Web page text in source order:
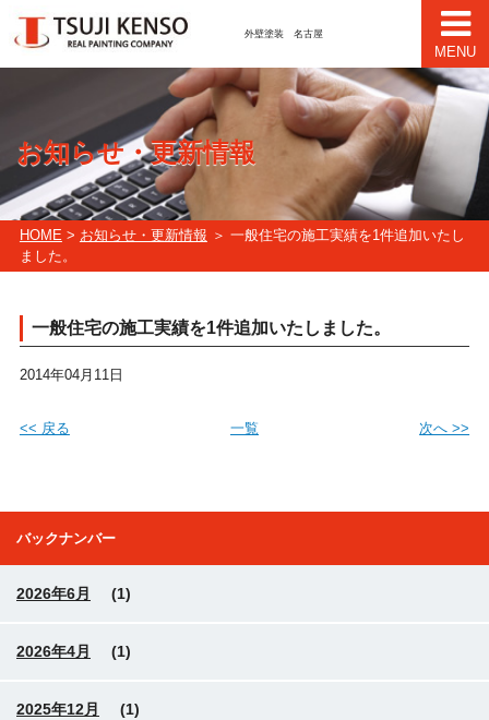
外壁塗装 名古屋
MENU
お知らせ・更新情報
HOME> お知らせ・更新情報 ＞ 一般住宅の施工実績を1件追加いたし
ました。
一般住宅の施工実績を1件追加いたしました。
2014年04月11日
<< 戻る 一覧 次へ >>
バックナンバー
2026年6月 (1)
2026年4月 (1)
2025年12月 (1)